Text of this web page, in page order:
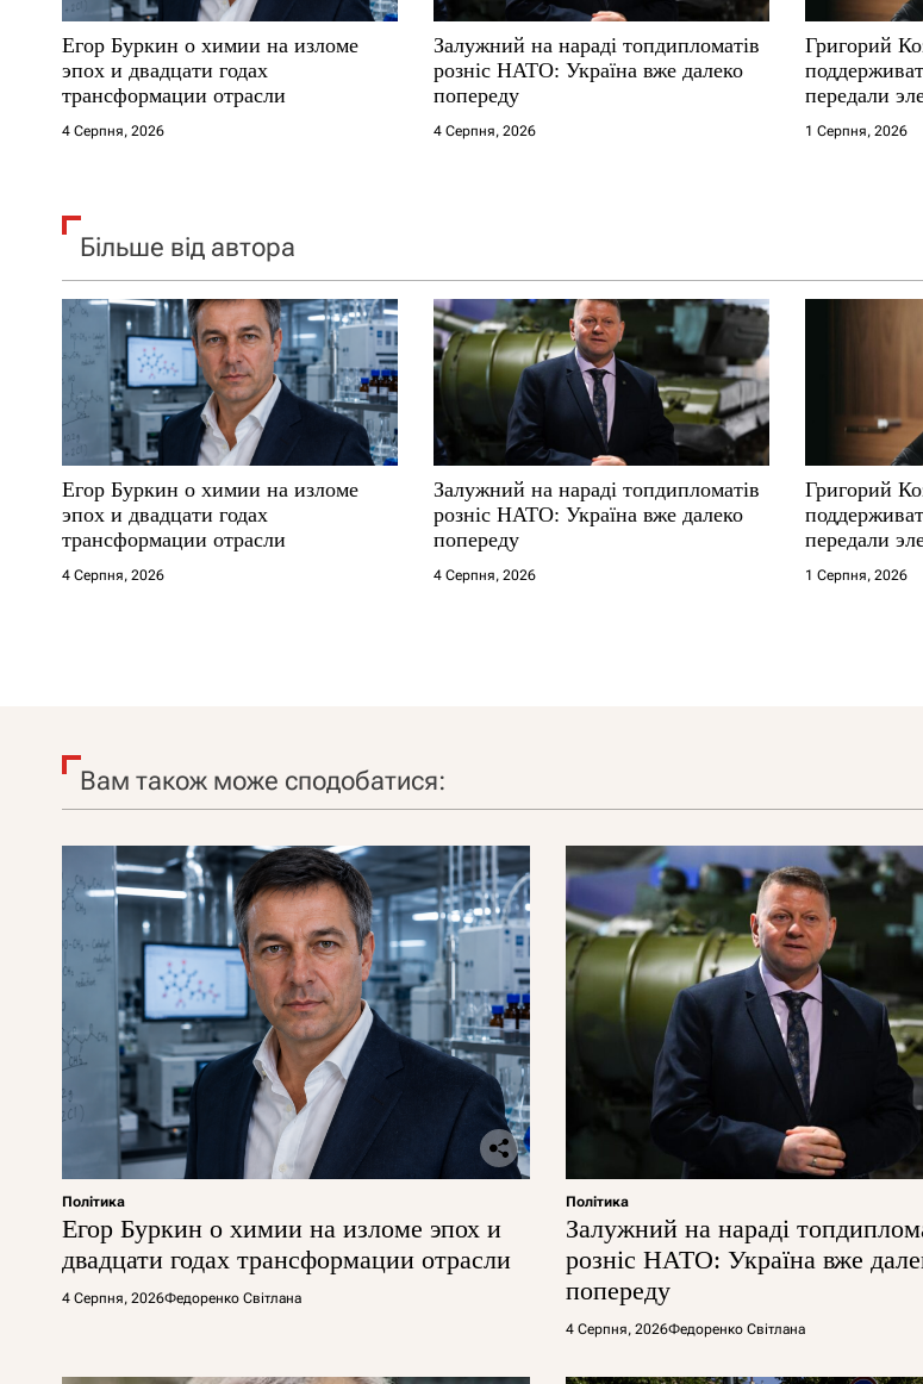
с
і
в
Егор Буркин о химии на изломе
эпох и двадцати годах
трансформации отрасли
4 Серпня, 2026
Залужний на нараді топдипломатів
розніс НАТО: Україна вже далеко
попереду
4 Серпня, 2026
Григорий
передали
1 Серпня, 2026
Більше від автора
Егор Буркин о химии на изломе
эпох и двадцати годах
трансформации отрасли
4 Серпня, 2026
Залужний на нараді топдипломатів
розніс НАТО: Україна вже далеко
попереду
4 Серпня, 2026
Григорий
передали
1 Серпня, 2026
Вам також може сподобатися:
Політика
Егор Буркин о химии на изломе эпох и
двадцати годах трансформации отрасли
4 Серпня, 2026Федоренко Світлана
Політика
Залужний на нараді
розніс НАТО: Україна вже
попереду
4 Серпня, 2026Федоренко Світлана